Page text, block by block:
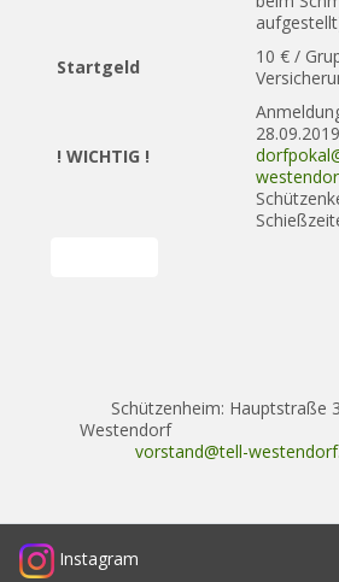
Startgeld
10 € /
! WICHTIG !
Schützenheim: Hauptstraße
Westendorf
vorstand@tell-
Instagram